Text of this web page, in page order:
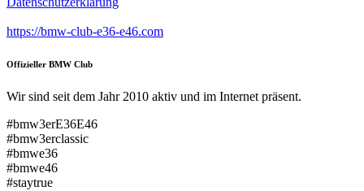
https://bmw-club-e36-e46.com
Offizieller BMW Club
Wir sind seit dem Jahr 2010 aktiv und im Internet präsent.
#bmw3erE36E46
#bmw3erclassic
#bmwe36
#bmwe46
#staytrue